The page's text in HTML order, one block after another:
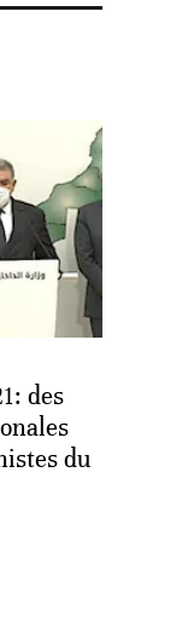
des
du